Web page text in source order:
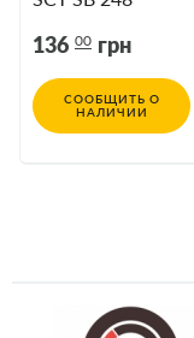
136 00 грн
СООБЩИТЬ О
НАЛИЧИИ